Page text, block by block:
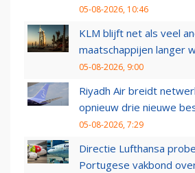
05-08-2026, 10:46
KLM blijft net als veel
maatschappijen langer
05-08-2026, 9:00
Riyadh Air breidt
opnieuw drie nieuwe
05-08-2026, 7:29
Directie Lufthansa
Portugese vakbond